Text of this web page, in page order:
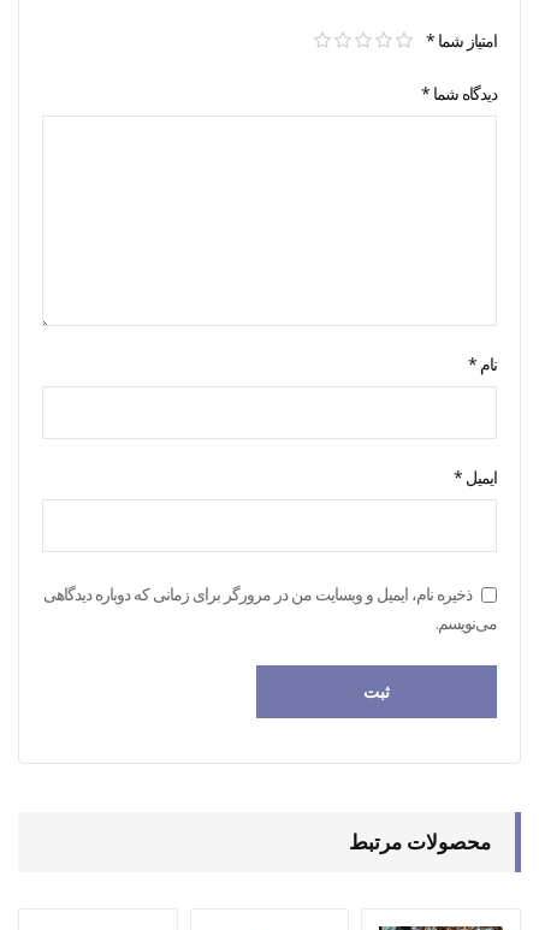
امتیاز شما *
دیدگاه شما *
نام *
ایمیل *
ذخیره نام، ایمیل و وبسایت من در مرورگر برای زمانی که دوباره دیدگاهی
می‌نویسم.
محصولات مرتبط